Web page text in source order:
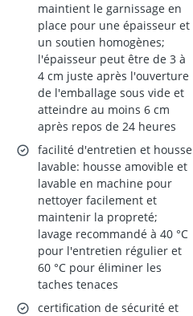
maintient le garnissage en
place pour une épaisseur et
un soutien homogènes;
l'épaisseur peut être de 3 à
4 cm juste après l'ouverture
de l'emballage sous vide et
atteindre au moins 6 cm
après repos de 24 heures
facilité d'entretien et housse
lavable: housse amovible et
lavable en machine pour
nettoyer facilement et
maintenir la propreté;
lavage recommandé à 40 °C
pour l'entretien régulier et
60 °C pour éliminer les
taches tenaces
certification de sécurité et